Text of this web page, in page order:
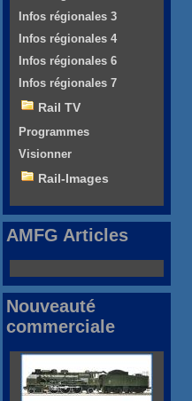
Infos régionales 3
Infos régionales 4
Infos régionales 6
Infos régionales 7
Rail TV
Programmes
Visionner
Rail-Images
AMFG Articles
Nouveauté
commerciale